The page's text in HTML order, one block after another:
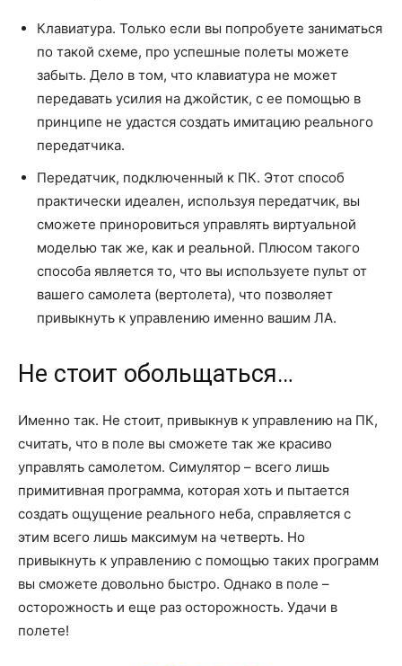
Клавиатура. Только если вы попробуете заниматься
по такой схеме, про успешные полеты можете
забыть. Дело в том, что клавиатура не может
передавать усилия на джойстик, с ее помощью в
принципе не удастся создать имитацию реального
передатчика.
Передатчик, подключенный к ПК. Этот способ
практически идеален, используя передатчик, вы
сможете приноровиться управлять виртуальной
моделью так же, как и реальной. Плюсом такого
способа является то, что вы используете пульт от
вашего самолета (вертолета), что позволяет
привыкнуть к управлению именно вашим ЛА.
Не стоит обольщаться…
Именно так. Не стоит, привыкнув к управлению на ПК,
считать, что в поле вы сможете так же красиво
управлять самолетом. Симулятор – всего лишь
примитивная программа, которая хоть и пытается
создать ощущение реального неба, справляется с
этим всего лишь максимум на четверть. Но
привыкнуть к управлению с помощью таких программ
вы сможете довольно быстро. Однако в поле –
осторожность и еще раз осторожность. Удачи в
полете!